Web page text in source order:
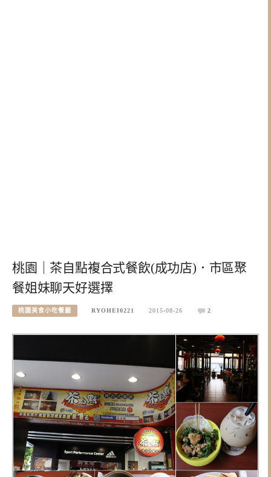
桃園｜茶自點複合式餐飲(成功店)．市區聚
餐姐妹聊天好選擇
桃園美食小吃餐廳 RYOHEI0221 2015-08-26 2